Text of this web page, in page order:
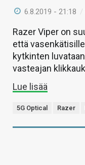
6.8.2019 - 21:18 /
Razer Viper on
että
kytkinten
vasteajan
Lue lisää
5G Optical Razer